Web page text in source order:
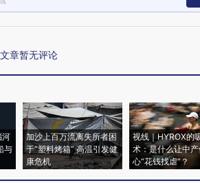
章暂无评论
河
与
加沙上百万流离失所者困
于“塑料烤箱” 高温引发健
康危机
视线｜HYROX的
术：是什么让中
心“花钱找虐”？